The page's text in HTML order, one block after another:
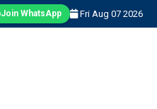
Join WhatsApp Fri Aug 07 2026